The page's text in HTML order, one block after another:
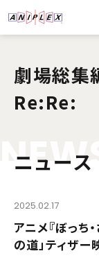
劇場総集
Re:Re:
NEWS
ニュース
2025.02.17
アニメ『ぼっち
の道」ティザー